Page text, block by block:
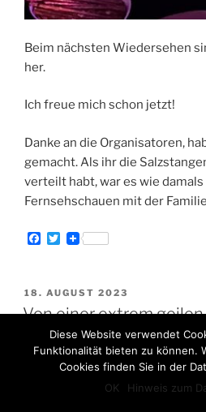
Beim nächsten Wiedersehen
her.
Ich freue mich schon jetzt!
Danke an die Organisatoren,
gemacht. Als ihr die
verteilt habt, war es wie
Fernsehschauen mit der
F
b
o
T
t
r
VERÖFFENTLICHT
AM
18. AUGUST 2023
Von einer extrem
„zruck zu Dir“.
Diese Website verwendet
Funktionalität bieten zu können.
Cookies finden Sie in der
OK
Hinweis zum